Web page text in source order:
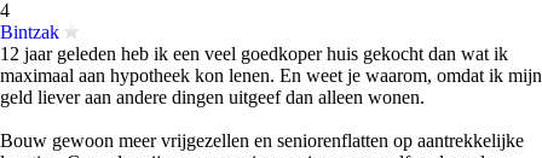
4
Bintzak
12 jaar geleden heb ik een veel goedkoper huis gekocht dan wat ik
maximaal aan hypotheek kon lenen. En weet je waarom, omdat ik mijn
geld liever aan andere dingen uitgeef dan alleen wonen.
Bouw gewoon meer vrijgezellen en seniorenflatten op aantrekkelijke